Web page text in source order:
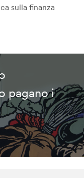
sulla finanza
pagano i